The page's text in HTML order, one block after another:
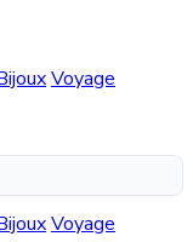
Voyage
Voyage